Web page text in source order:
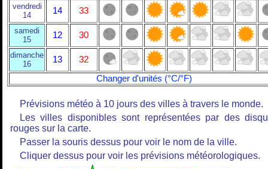
vendredi
14
14 33
samedi
15
12 30
dimanche
16
13
32
Changer d'unités (°C/°F)
Prévisions météo à 10 jours des villes à travers le monde.
Les villes disponibles sont représentées par des
rouges sur la carte.
Passer la souris dessus pour voir le nom de la ville.
Cliquer dessus pour voir les prévisions météorologiques.